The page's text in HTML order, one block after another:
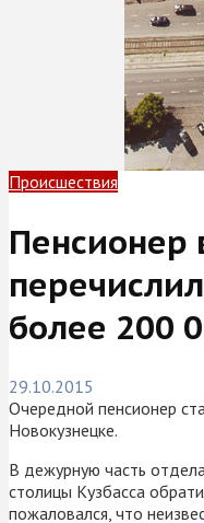
Происшествия
Пенсионер
более 200
29.10.2015
Очередной пенсионер
Новокузнецке.
В дежурную часть
столицы Кузбасса
пожаловался, что